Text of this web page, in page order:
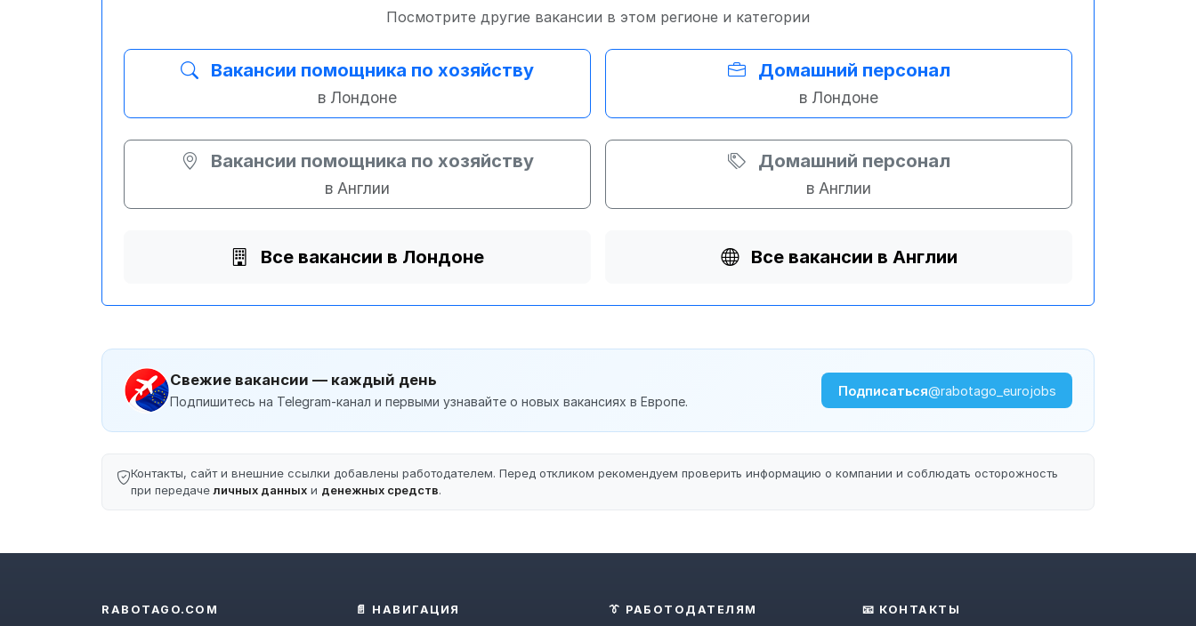
Посмотрите другие вакансии в этом регионе и категории
Вакансии помощника по хозяйству
в Лондоне
Домашний персонал
в Лондоне
Вакансии помощника по хозяйству
в Англии
Домашний персонал
в Англии
Все вакансии в Лондоне Все вакансии в Англии
Свежие вакансии — каждый день
Подпишитесь на Telegram-канал и первыми узнавайте о новых вакансиях в Европе.
Подписаться@rabotago_eurojobs
Контакты, сайт и внешние ссылки добавлены работодателем. Перед откликом рекомендуем проверить информацию о компании и соблюдать осторожность
при передачеличных данных и денежных средств.
RABOTAGO.COM 📄 НАВИГАЦИЯ 👔 РАБОТОДАТЕЛЯМ 📧 КОНТАКТЫ